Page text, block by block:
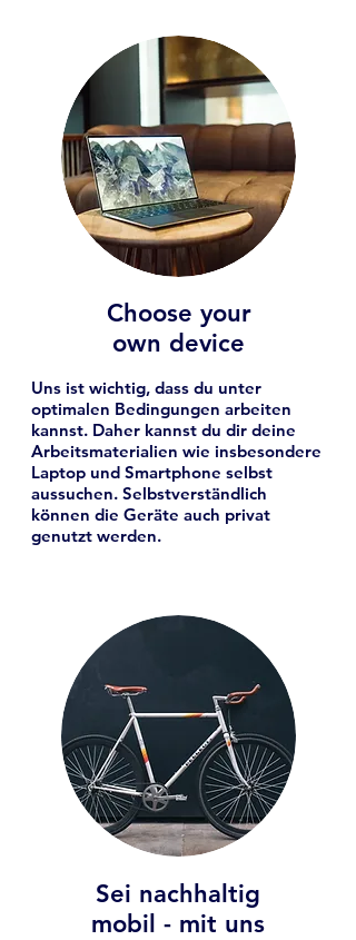
Choose your
own device
Uns ist wichtig, dass du unter
optimalen Bedingungen arbeiten
kannst. Daher kannst du dir deine
Arbeitsmaterialien wie insbesondere
Laptop und Smartphone selbst
aussuchen. Selbstverständlich
können die Geräte auch privat
genutzt werden.
Sei nachhaltig
mobil - mit uns